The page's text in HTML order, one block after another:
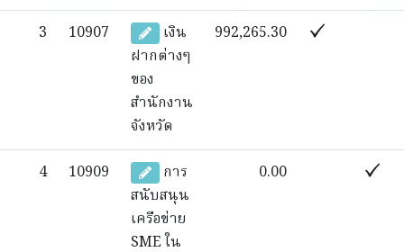
3 10907
เงิน
ฝากต่างๆ
ของ
สำนักงาน
จังหวัด
992,265.30
4 10909
การ
สนับสนุน
เครือข่าย
SME ใน
0.00